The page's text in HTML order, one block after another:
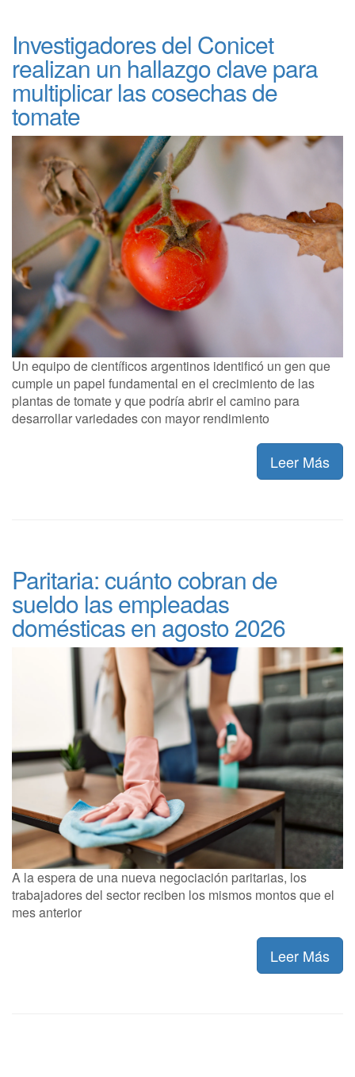
Investigadores del Conicet
realizan un hallazgo clave para
multiplicar las cosechas de
tomate
Un equipo de científicos argentinos identificó un gen que
cumple un papel fundamental en el crecimiento de las
plantas de tomate y que podría abrir el camino para
desarrollar variedades con mayor rendimiento
Leer Más
Paritaria: cuánto cobran de
sueldo las empleadas
domésticas en agosto 2026
A la espera de una nueva negociación paritarias, los
trabajadores del sector reciben los mismos montos que el
mes anterior
Leer Más